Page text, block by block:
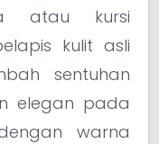
atau kursi
kulit asli
sentuhan
elegan pada
warna